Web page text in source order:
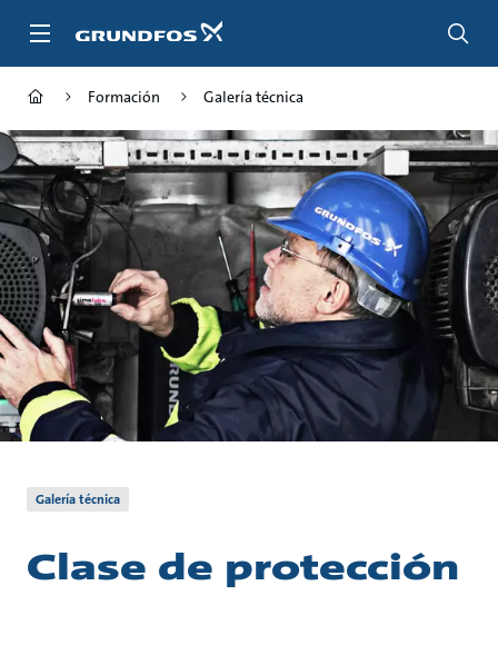
Formación Galería técnica
Galería técnica
Clase de protección